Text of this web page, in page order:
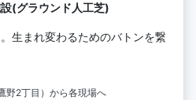
設(グラウンド人工芝)
生まれ変わるためのバトンを繋
野2丁目）から各現場へ